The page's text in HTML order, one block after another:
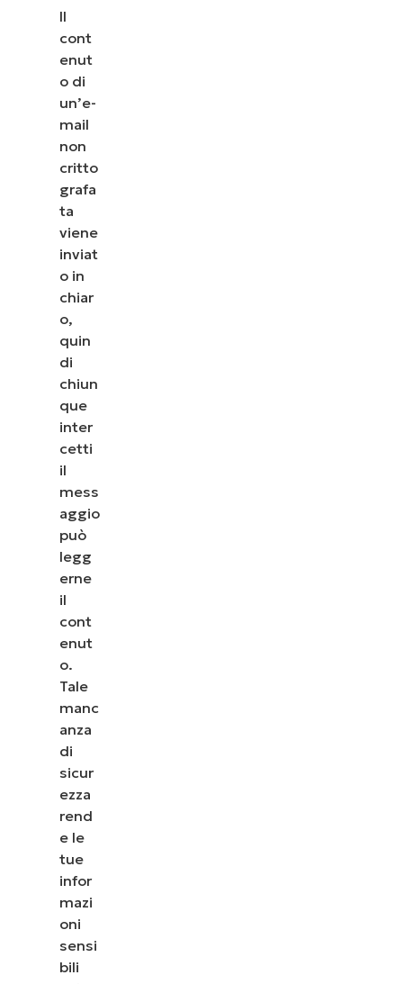
Il
cont
enut
o di
un’e-
mail
non
critto
grafa
ta
viene
inviat
o in
chiar
o,
quin
di
chiun
que
inter
cetti
il
mess
aggio
può
legg
erne
il
cont
enut
o.
Tale
manc
anza
di
sicur
ezza
rend
e le
tue
infor
mazi
oni
sensi
bili